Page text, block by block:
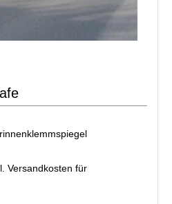
Versandkosten für